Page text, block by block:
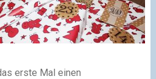
erste Mal einen